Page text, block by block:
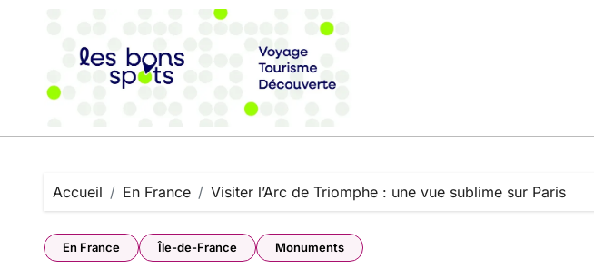
Accueil En France Visiter l’Arc de Triomphe : une vue sublime sur Paris
En France Île-de-France Monuments